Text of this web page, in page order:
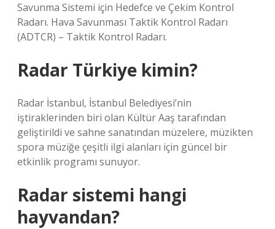
Savunma Sistemi için Hedefce ve Çekim Kontrol
Radarı. Hava Savunması Taktik Kontrol Radarı
(ADTCR) – Taktik Kontrol Radarı.
Radar Türkiye kimin?
Radar İstanbul, İstanbul Belediyesi’nin
iştiraklerinden biri olan Kültür Aaş tarafından
geliştirildi ve sahne sanatından müzelere, müzikten
spora müziğe çeşitli ilgi alanları için güncel bir
etkinlik programı sunuyor.
Radar sistemi hangi
hayvandan?